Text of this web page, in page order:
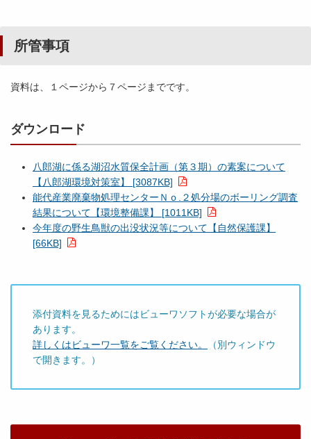
所管事項
資料は、１ページから７ページまでです。
ダウンロード
八郎湖に係る湖沼水質保全計画（第３期）の素案について
【八郎湖環境対策室】 [3087KB]
能代産業廃棄物処理センターＮｏ.２処分場のボーリング調査
結果について【環境整備課】 [1011KB]
今年度の野生鳥獣の出没状況等について【自然保護課】
[66KB]
添付資料を見るためにはビューワソフトが必要な場合が
あります。
詳しくはビューワ一覧をご覧ください。
（別ウィンドウ
で開きます。）